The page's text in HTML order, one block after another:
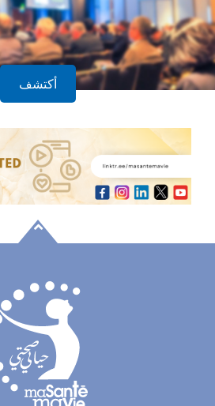
أكتشف